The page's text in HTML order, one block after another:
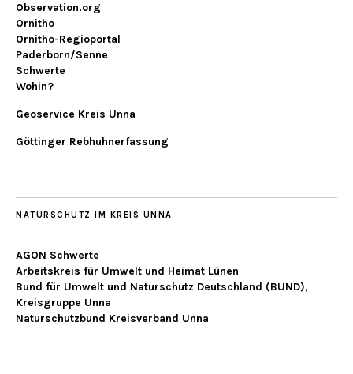
Observation.org
Ornitho
Ornitho-Regioportal
Paderborn/Senne
Schwerte
Wohin?
Geoservice Kreis Unna
Göttinger Rebhuhnerfassung
NATURSCHUTZ IM KREIS UNNA
AGON Schwerte
Arbeitskreis für Umwelt und Heimat Lünen
Bund für Umwelt und Naturschutz Deutschland (BUND),
Kreisgruppe Unna
Naturschutzbund Kreisverband Unna